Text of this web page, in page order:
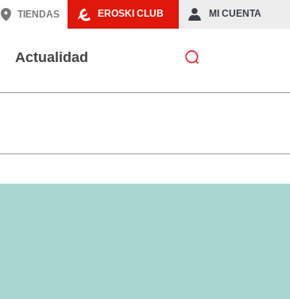
EROSKI CLUB MI CUENTA
TIENDAS
Actualidad